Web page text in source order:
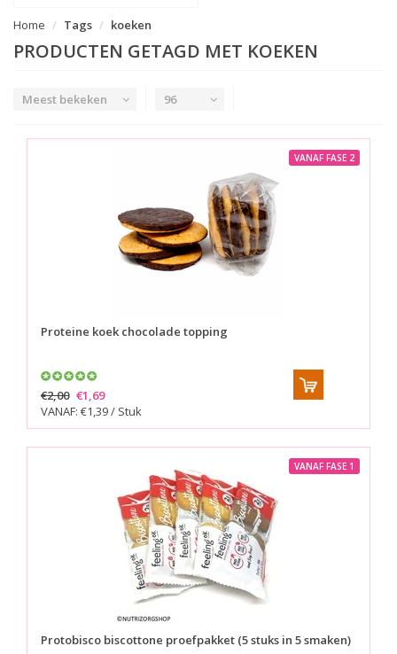
Home Tags koeken
PRODUCTEN GETAGD MET KOEKEN
Meest bekeken 96
VANAF FASE 2
Proteine koek chocolade topping
€2,00 €1,69
VANAF: €1,39 / Stuk
VANAF FASE 1
Protobisco biscottone proefpakket (5 stuks in 5 smaken)